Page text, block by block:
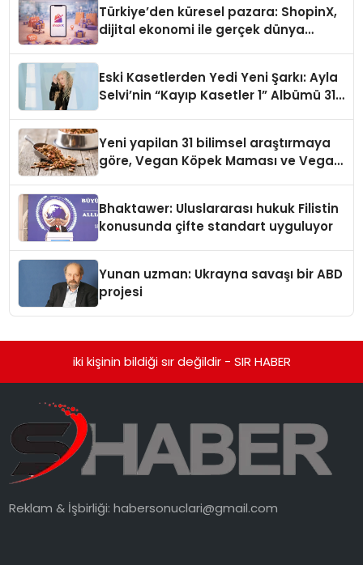
Türkiye’den küresel pazara: ShopinX,
dijital ekonomi ile gerçek dünya
Eski Kasetlerden Yedi Yeni Şarkı: Ayla
Selvi’nin “Kayıp Kasetler 1” Albümü 31
Yeni yapilan 31 bilimsel araştırmaya
göre, Vegan Köpek Maması ve Vegan
Bhaktawer: Uluslararası hukuk Filistin
konusunda çifte standart uyguluyor
Yunan uzman: Ukrayna savaşı bir ABD
projesi
iki kişinin bildiği sır değildir - SIR HABER
Reklam & İşbirliği:habersonuclari@gmail.com